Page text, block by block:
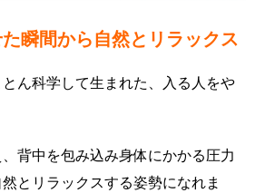
瞬間から自然とリラックス
とん科学して生まれた、入る人をや
背中を包み込み身体にかかる圧力
とリラックスする姿勢になれま